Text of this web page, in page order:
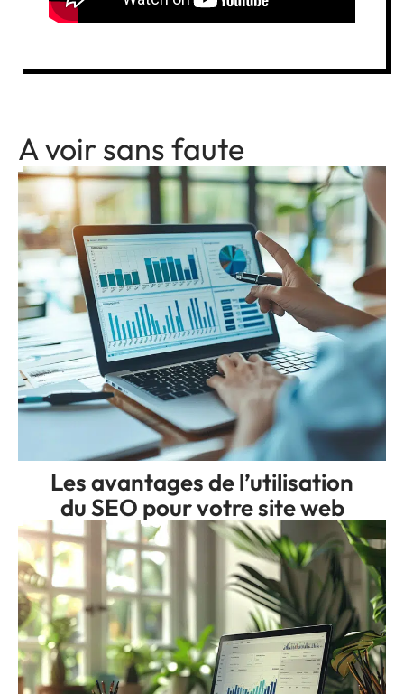
A voir sans faute
Les avantages de l’utilisation
du SEO pour votre site web